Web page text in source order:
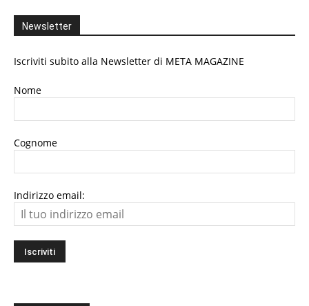
Newsletter
Iscriviti subito alla Newsletter di META MAGAZINE
Nome
Cognome
Indirizzo email: